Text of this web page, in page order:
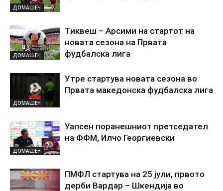
ДОМАШЕН
ДОМАШЕН
Тиквеш – Арсими на стартот на
новата сезона на Првата
фудбалска лига
ДОМАШЕН
Утре стартува новата сезона во
Првата македонска фудбалска лига
ДОМАШЕН
Уапсен поранешниот претседател
на ФФМ, Илчо Георгиевски
ПМФЛ стартува на 25 јули, првото
дерби Вардар – Шкендија во